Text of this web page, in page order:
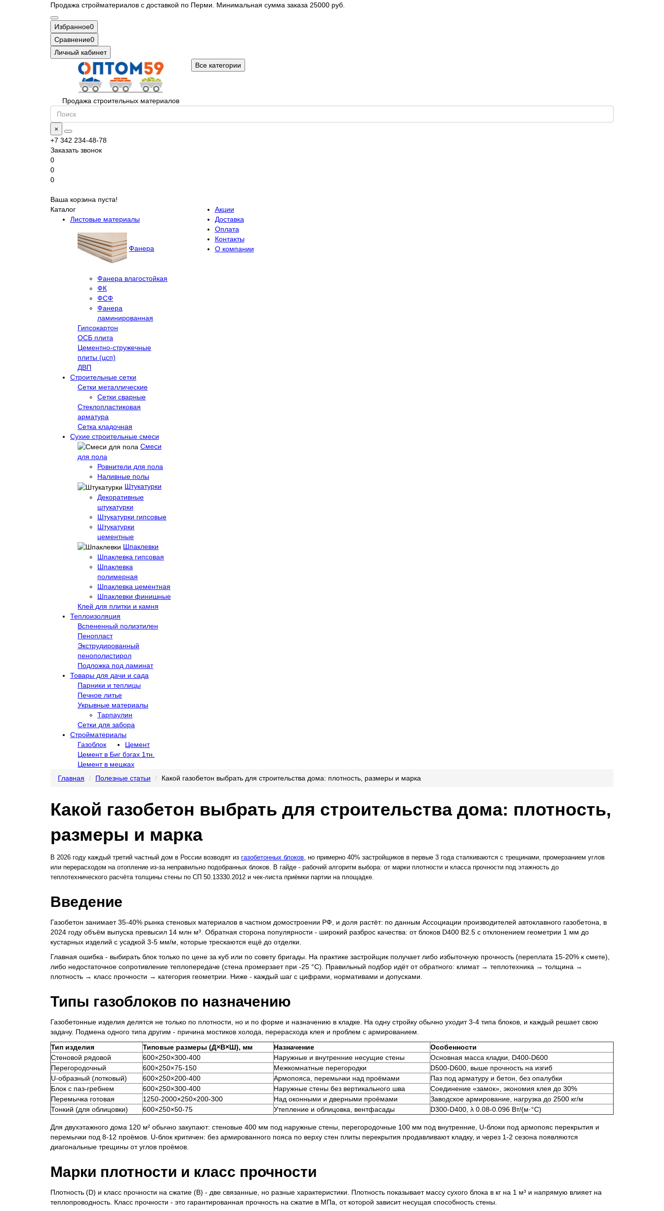
Продажа стройматериалов с доставкой по Перми. Минимальная сумма заказа 25000 руб.
Избранное0
Сравнение0
Личный кабинет
Продажа строительных материалов
Все категории
×
+7 342 234-48-78
Заказать звонок
0
0
0
Ваша корзина пуста!
Каталог
Листовые материалы
Фанера
Фанера влагостойкая
ФК
ФСФ
Фанера
ламинированная
Гипсокартон
ОСБ плита
Цементно-стружечные
плиты (цсп)
ДВП
Строительные сетки
Сетки металлические
Сетки сварные
Стеклопластиковая
арматура
Сетка кладочная
Сухие строительные смеси
Смеси
для пола
Ровнители для пола
Наливные полы
Штукатурки
Декоративные
штукатурки
Штукатурки гипсовые
Штукатурки
цементные
Шпаклевки
Шпаклевка гипсовая
Шпаклевка
полимерная
Шпаклевка цементная
Шпаклевки финишные
Клей для плитки и камня
Теплоизоляция
Вспененный полиэтилен
Пенопласт
Экструдированный
пенополистирол
Подложка под ламинат
Товары для дачи и сада
Парники и теплицы
Печное литье
Укрывные материалы
Тарпаулин
Сетки для забора
Стройматериалы
Газоблок
Цемент
Цемент в Биг бэгах 1тн.
Цемент в мешках
Акции
Доставка
Оплата
Контакты
О компании
Главная Полезные статьи Какой газобетон выбрать для строительства дома: плотность, размеры и марка
Какой газобетон выбрать для строительства дома: плотность,
размеры и марка
В 2026 году каждый третий частный дом в России возводят из газобетонных блоков , но примерно 40% застройщиков в первые 3 года сталкиваются с трещинами, промерзанием углов
или перерасходом на отопление из-за неправильно подобранных блоков. В гайде - рабочий алгоритм выбора: от марки плотности и класса прочности под этажность до
теплотехнического расчёта толщины стены по СП 50.13330.2012 и чек-листа приёмки партии на площадке.
Введение
Газобетон занимает 35-40% рынка стеновых материалов в частном домостроении РФ, и доля растёт: по данным Ассоциации производителей автоклавного газобетона, в
2024 году объём выпуска превысил 14 млн м³. Обратная сторона популярности - широкий разброс качества: от блоков D400 B2.5 с отклонением геометрии 1 мм до
кустарных изделий с усадкой 3-5 мм/м, которые трескаются ещё до отделки.
Главная ошибка - выбирать блок только по цене за куб или по совету бригады. На практике застройщик получает либо избыточную прочность (переплата 15-20% к смете),
либо недостаточное сопротивление теплопередаче (стена промерзает при -25 °C). Правильный подбор идёт от обратного: климат → теплотехника → толщина →
плотность → класс прочности → категория геометрии. Ниже - каждый шаг с цифрами, нормативами и допусками.
Типы газоблоков по назначению
Газобетонные изделия делятся не только по плотности, но и по форме и назначению в кладке. На одну стройку обычно уходит 3-4 типа блоков, и каждый решает свою
задачу. Подмена одного типа другим - причина мостиков холода, перерасхода клея и проблем с армированием.
Тип изделия
Типовые размеры (Д×В×Ш), мм Назначение
Особенности
Стеновой рядовой
600×250×300-400 Наружные и внутренние несущие стены
Основная масса кладки, D400-D600
Перегородочный
600×250×75-150 Межкомнатные перегородки
D500-D600, выше прочность на изгиб
U-образный (лотковый)
600×250×200-400 Армопояса, перемычки над проёмами
Паз под арматуру и бетон, без опалубки
Блок с паз-гребнем
600×250×300-400 Наружные стены без вертикального шва
Соединение «замок», экономия клея до 30%
Перемычка готовая
1250-2000×250×200-300 Над оконными и дверными проёмами
Заводское армирование, нагрузка до 2500 кг/м
Тонкий (для облицовки)
600×250×50-75 Утепление и облицовка, вентфасады D300-D400, λ 0.08-0.096 Вт/(м·°C)
Для двухэтажного дома 120 м² обычно закупают: стеновые 400 мм под наружные стены, перегородочные 100 мм под внутренние, U-блоки под армопояс перекрытия и
перемычки под 8-12 проёмов. U-блок критичен: без армированного пояса по верху стен плиты перекрытия продавливают кладку, и через 1-2 сезона появляются
диагональные трещины от углов проёмов.
Марки плотности и класс прочности
Плотность (D) и класс прочности на сжатие (B) - две связанные, но разные характеристики. Плотность показывает массу сухого блока в кг на 1 м³ и напрямую влияет на
теплопроводность. Класс прочности - это гарантированная прочность на сжатие в МПа, от которой зависит несущая способность стены.